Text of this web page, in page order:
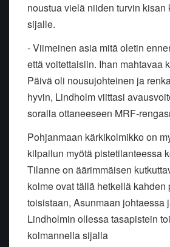
noustua vielä niiden turvin kisan
sijalle.
- Viimeinen asia mitä oletin
että voitettaisiin. Ihan mahtavaa
Päivä oli nousujohteinen ja
hyvin, Lindholm viittasi
soralla ottaneeseen MRF-
Pohjanmaan kärkikolmikko on
kilpailun myötä pistetilanteessa
Tilanne on äärimmäisen
kolme ovat tällä hetkellä
toisistaan, Asunmaan johtaessa
Lindholmin ollessa tasapistein
kolmannella sijalla